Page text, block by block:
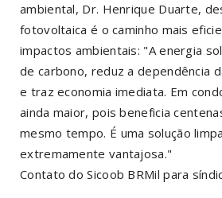
ambiental, Dr. Henrique Duarte,
fotovoltaica é o caminho mais
impactos ambientais: "A energia
de carbono, reduz a dependência
e traz economia imediata. Em
ainda maior, pois beneficia
mesmo tempo. É uma solução
extremamente vantajosa."
Contato do Sicoob BRMil para